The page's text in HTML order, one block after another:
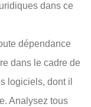
dans ce
dépendance
dans le cadre de
logiciels, dont il
Analysez tous